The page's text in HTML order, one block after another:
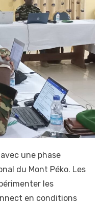
une phase
du Mont Péko. Les
les
en conditions